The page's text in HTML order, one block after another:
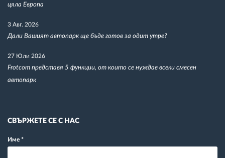
цяла Европа
3 Авг. 2026
Дали Вашият автопарк ще бъде готов за одит утре?
27 Юли 2026
Frotcom представя 5 функции, от които се нуждае всеки смесен
автопарк
СВЪРЖЕТЕ СЕ С НАС
Име *